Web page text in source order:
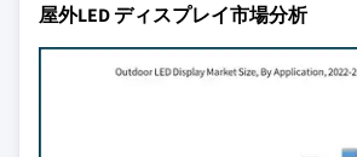
屋外LED ディスプレイ市場分析